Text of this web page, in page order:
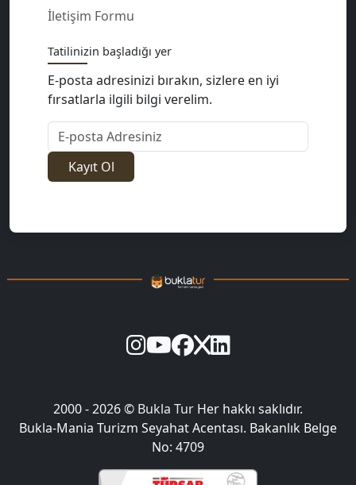
İletişim Formu
Tatilinizin başladığı yer
E-posta adresinizi bırakın, sizlere en iyi
fırsatlarla ilgili bilgi verelim.
E-posta Adresiniz
Kayıt Ol
2000 - 2026 © Bukla Tur Her hakkı saklıdır.
Bukla-Mania Turizm Seyahat Acentası. Bakanlık Belge
No: 4709